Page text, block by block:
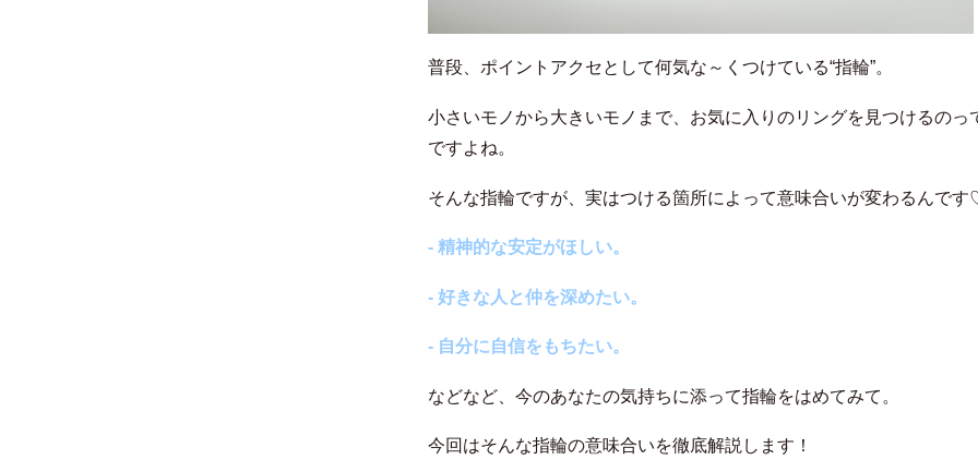
普段、ポイントアクセとして何気な～くつけている“指輪”。
小さいモノから大きいモノまで、お気に入りのリングを見つけるのっ
ですよね。
そんな指輪ですが、実はつける箇所によって意味合いが変わるんで
‐ 精神的な安定がほしい。
‐ 好きな人と仲を深めたい。
‐ 自分に自信をもちたい。
などなど、今のあなたの気持ちに添って指輪をはめてみて。
今回はそんな指輪の意味合いを徹底解説します！